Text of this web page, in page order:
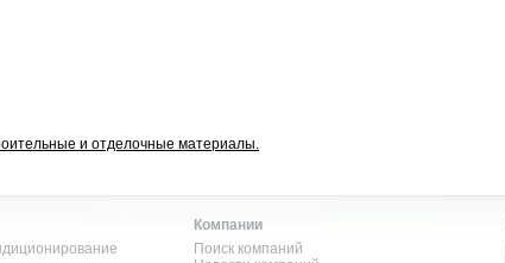
и отделочные материалы.
Компании
Поиск компаний